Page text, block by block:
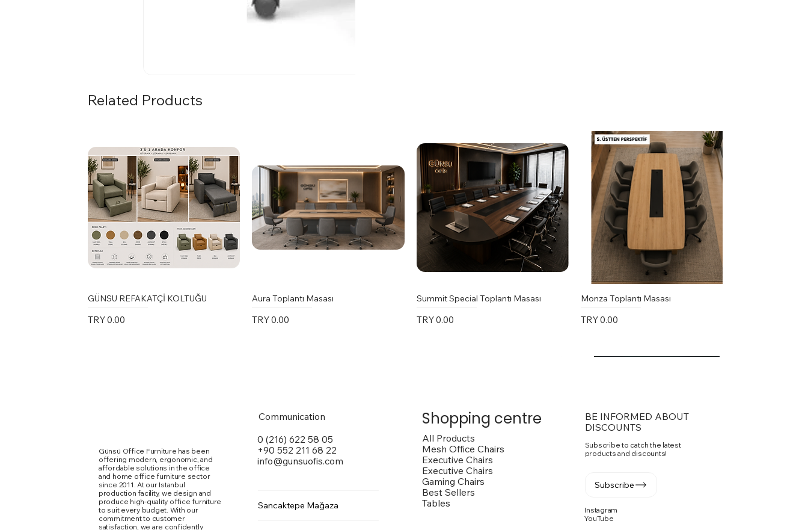
Related Products
GÜNSU REFAKATÇİ KOLTUĞU
Price
TRY 0.00
Aura Toplantı Masası
Price
TRY 0.00
Summit Special Toplantı Masası
Price
TRY 0.00
Monza Toplantı Masası
Price
TRY 0.00
Marte Toplantı Masası Kare Metal
Vito Toplantı Masası U Toplantı
Karina Kolsuz Sandalye PASKO SANDALYE
Ergomi Sandalye Fuga Yönetici Masa Takımı
Günsü Office Furniture has been
offering modern, ergonomic, and
affordable solutions in the office
and home office furniture sector
since 2011. At our Istanbul
production facility, we design and
produce high-quality office furniture
to suit every budget. With our
commitment to customer
satisfaction, we are confidently
Communication
0 (216) 622 58 05
+90 552 211 68 22
info@gunsuofis.com
Sancaktepe Mağaza
Shopping centre
All Products
Mesh Office Chairs
Executive Chairs
Executive Chairs
Gaming Chairs
Best Sellers
Tables
BE INFORMED ABOUT
DISCOUNTS
Subscribe to catch the latest
products and discounts!
Subscribe
Instagram
YouTube